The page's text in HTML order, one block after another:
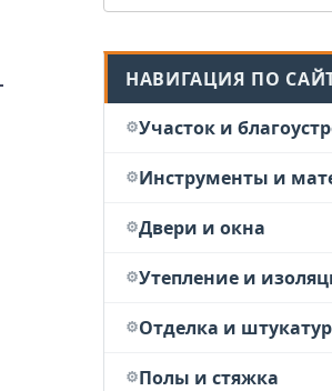
НАВИГАЦИЯ ПО
Участок и
Инструменты и
Двери и окна
Утепление и
Отделка и
Полы и стяжка